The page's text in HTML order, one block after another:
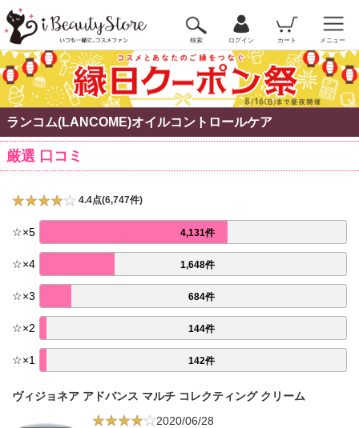
検索 ログイン カート メニュー
ランコム(LANCOME)オイルコントロールケア
厳選 口コミ
4.4点(6,747件)
☆×5 4,131件
☆×4 1,648件
☆×3 684件
☆×2 144件
☆×1 142件
ヴィジョネア アドバンス マルチ コレクティング クリーム
2020/06/28